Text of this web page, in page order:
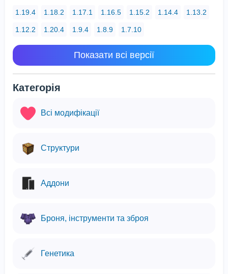
1.19.4 1.18.2 1.17.1 1.16.5 1.15.2 1.14.4 1.13.2
1.12.2 1.20.4 1.9.4 1.8.9 1.7.10
Показати всі версії
Категорія
Всі модифікації
Структури
Аддони
Броня, інструменти та зброя
Генетика